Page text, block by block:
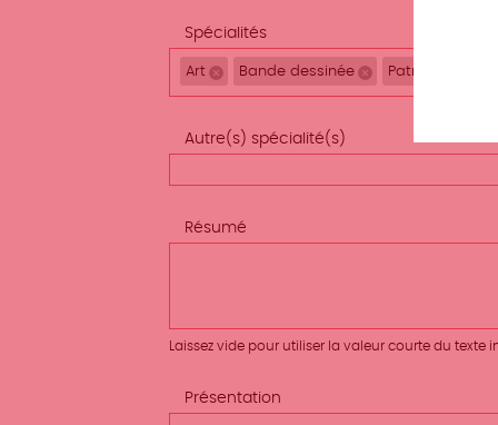
Spécialités
Art
Remove selection
Bande dessinée
Remove selection
Patrimoine
Autre(s) spécialité(s)
Résumé
Laissez vide pour utiliser la valeur courte du texte
Présentation